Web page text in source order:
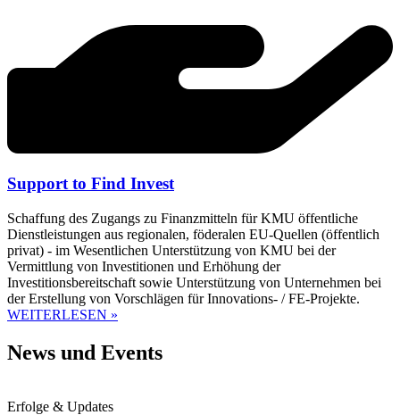
Support to Find Invest
Schaffung des Zugangs zu Finanzmitteln für KMU öffentliche
Dienstleistungen aus regionalen, föderalen EU-Quellen (öffentlich
privat) - im Wesentlichen Unterstützung von KMU bei der
Vermittlung von Investitionen und Erhöhung der
Investitionsbereitschaft sowie Unterstützung von Unternehmen bei
der Erstellung von Vorschlägen für Innovations- / FE-Projekte.
WEITERLESEN »
News und Events
Erfolge & Updates